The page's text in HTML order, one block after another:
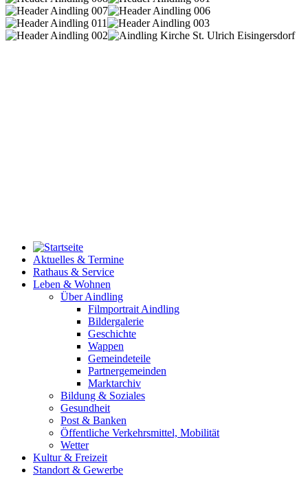
Aktuelles & Termine
Rathaus & Service
Leben & Wohnen
Über Aindling
Filmportrait Aindling
Bildergalerie
Geschichte
Wappen
Gemeindeteile
Partnergemeinden
Marktarchiv
Bildung & Soziales
Gesundheit
Post & Banken
Öffentliche Verkehrsmittel, Mobilität
Wetter
Kultur & Freizeit
Standort & Gewerbe